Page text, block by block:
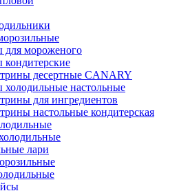
мороженого
десертные CANARY
настольные
для ингредиентов
настольные кондитерская
лари